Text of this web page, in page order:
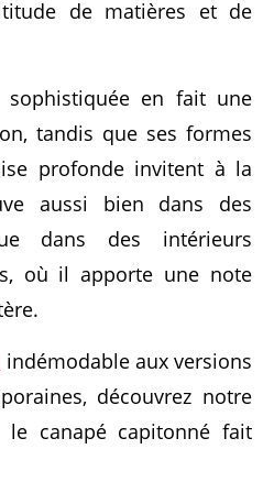
de matières et de
sophistiquée en fait une
tandis que ses formes
profonde invitent à la
aussi bien dans des
dans des intérieurs
où il apporte une note
indémodable aux versions
découvrez notre
canapé capitonné fait